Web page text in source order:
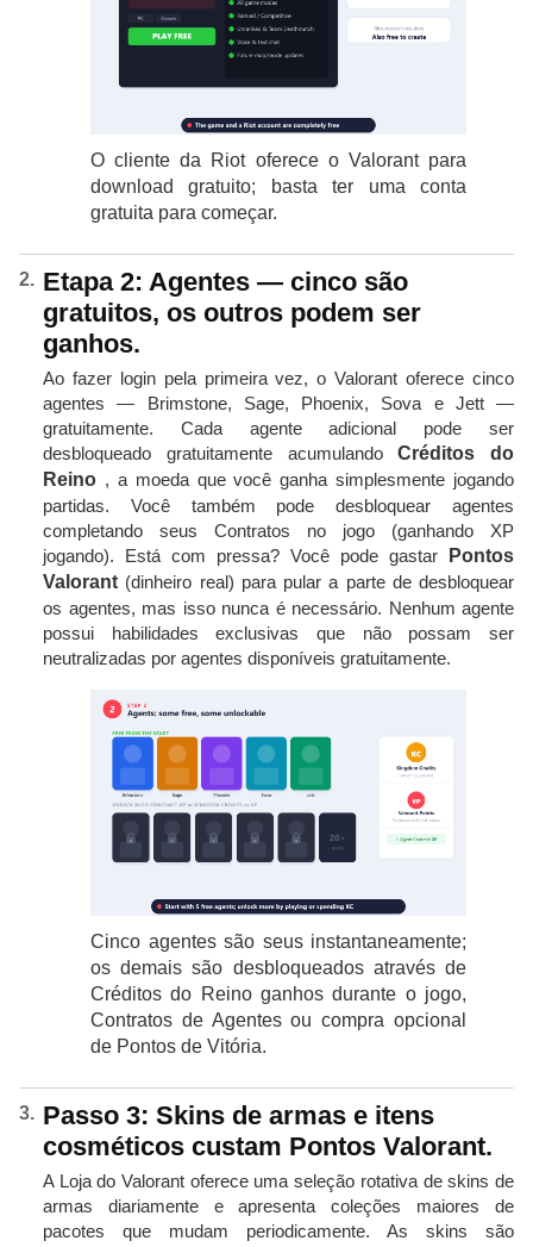
O cliente da Riot oferece o Valorant para
download gratuito; basta ter uma conta
gratuita para começar.
Etapa 2: Agentes — cinco são
gratuitos, os outros podem ser
ganhos.
Ao fazer login pela primeira vez, o Valorant oferece cinco
agentes — Brimstone, Sage, Phoenix, Sova e Jett —
gratuitamente. Cada agente adicional pode ser
desbloqueado gratuitamente acumulandoCréditos do
Reino , a moeda que você ganha simplesmente jogando
partidas. Você também pode desbloquear agentes
completando seus Contratos no jogo (ganhando XP
jogando). Está com pressa? Você pode gastar
Pontos
Valorant (dinheiro real) para pular a parte de desbloquear
os agentes, mas isso nunca é necessário. Nenhum agente
possui habilidades exclusivas que não possam ser
neutralizadas por agentes disponíveis gratuitamente.
Cinco agentes são seus instantaneamente;
os demais são desbloqueados através de
Créditos do Reino ganhos durante o jogo,
Contratos de Agentes ou compra opcional
de Pontos de Vitória.
Passo 3: Skins de armas e itens
cosméticos custam Pontos Valorant.
A Loja do Valorant oferece uma seleção rotativa de skins de
armas diariamente e apresenta coleções maiores de
pacotes que mudam periodicamente. As skins são